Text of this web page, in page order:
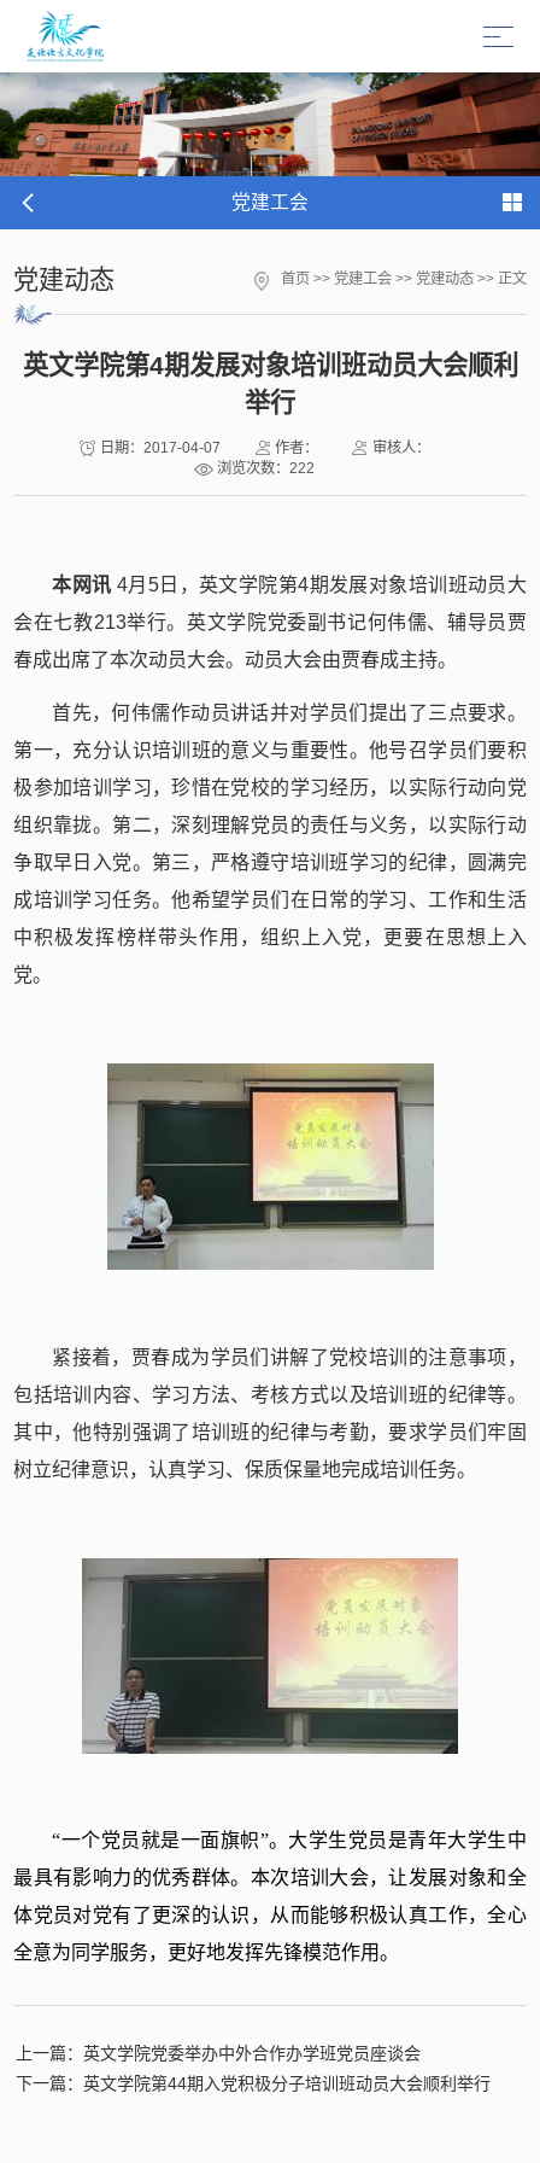
党建工会
党建动态 首页 >> 党建工会>> 党建动态>> 正文
英文学院第4期发展对象培训班动员大会顺利
举行
日期：2017-04-07 作者：
审核人：
浏览次数： 222
本网讯 4月 5日，英文学院第4期发展对象培训班动员大
会在七教213举行。英文学院党委副书记何伟儒、辅导员贾
春成出席了本次动员大会。动员大会由贾春成主持。
首先，何伟儒作动员讲话并对学员们提出了三点要求。
第一，充分认识培训班的意义与重要性。他号召学员们要积
极参加培训学习，珍惜在党校的学习经历，以实际行动向党
组织靠拢。第二，深刻理解党员的责任与义务，以实际行动
争取早日入党。第三，严格遵守培训班学习的纪律，圆满完
成培训学习任务。他希望学员们在日常的学习、工作和生活
中积极发挥榜样带头作用，组织上入党，更要在思想上入
党。
紧接着，贾春成为学员们讲解了党校培训的注意事项，
包括培训内容、学习方法、考核方式以及培训班的纪律等。
其中，他特别强调了培训班的纪律与考勤，要求学员们牢固
树立纪律意识，认真学习、保质保量地完成培训任务。
“一个党员就是一面旗帜”。大学生党员是青年大学生中
最具有影响力的优秀群体。本次培训大会，让发展对象和全
体党员对党有了更深的认识，从而能够积极认真工作，全心
全意为同学服务，更好地发挥先锋模范作用。
上一篇：英文学院党委举办中外合作办学班党员座谈会
下一篇：英文学院第44期入党积极分子培训班动员大会顺利举行